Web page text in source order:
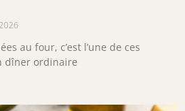
au four, c’est l’une de ces
dîner ordinaire